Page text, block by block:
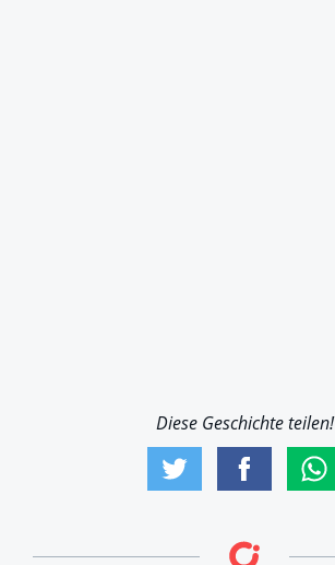
Diese Geschichte teilen!